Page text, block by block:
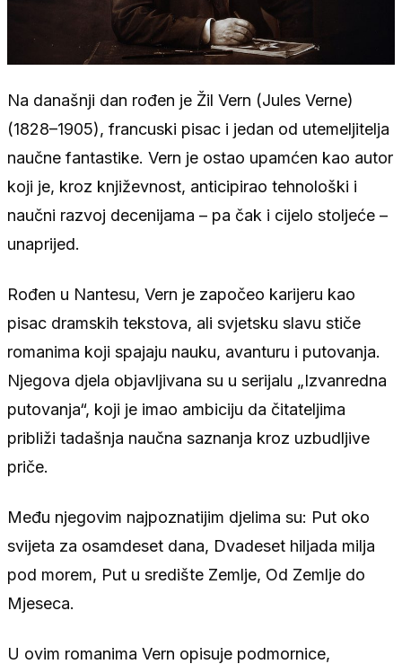
Na današnji dan rođen je Žil Vern (Jules Verne)
(1828–1905), francuski pisac i jedan od utemeljitelja
naučne fantastike. Vern je ostao upamćen kao autor
koji je, kroz književnost, anticipirao tehnološki i
naučni razvoj decenijama – pa čak i cijelo stoljeće –
unaprijed.
Rođen u Nantesu, Vern je započeo karijeru kao
pisac dramskih tekstova, ali svjetsku slavu stiče
romanima koji spajaju nauku, avanturu i putovanja.
Njegova djela objavljivana su u serijalu „Izvanredna
putovanja“, koji je imao ambiciju da čitateljima
približi tadašnja naučna saznanja kroz uzbudljive
priče.
Među njegovim najpoznatijim djelima su: Put oko
svijeta za osamdeset dana, Dvadeset hiljada milja
pod morem, Put u središte Zemlje, Od Zemlje do
Mjeseca.
U ovim romanima Vern opisuje podmornice,